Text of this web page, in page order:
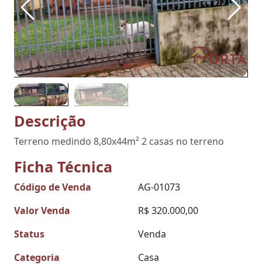
Descrição
Terreno medindo 8,80x44m² 2 casas no terreno
Ficha Técnica
Código de Venda
AG-01073
Valor Venda
R$ 320.000,00
Status
Venda
Categoria
Casa